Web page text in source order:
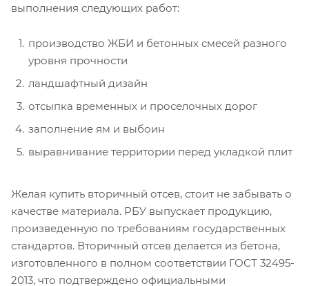
выполнения следующих работ:
производство ЖБИ и бетонных смесей разного
уровня прочности
ландшафтный дизайн
отсыпка временных и проселочных дорог
заполнение ям и выбоин
выравнивание территории перед укладкой плит
Желая купить вторичный отсев, стоит не забывать о
качестве материала. РБУ выпускает продукцию,
произведенную по требованиям государственных
стандартов. Вторичный отсев делается из бетона,
изготовленного в полном соответствии ГОСТ 32495-
2013, что подтверждено официальными